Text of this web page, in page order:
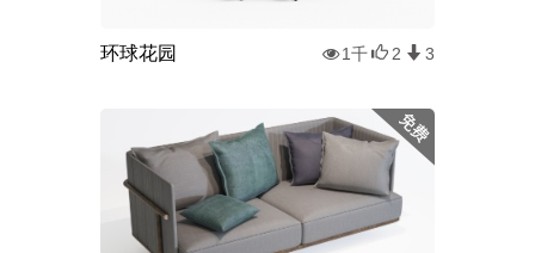
环球花园 1千 2 3